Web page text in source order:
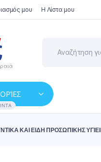
μου Η Λίστα μου
ΚΑΙ ΕΊΔΗ ΠΡΟΣΩΠΙΚΉΣ